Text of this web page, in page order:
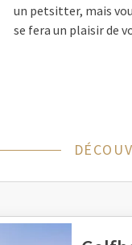
un petsitter, mais
se fera un plaisir de
Nous comprenons
vous ! Dans la
d'hôtel spéciales
Renseignez-vous